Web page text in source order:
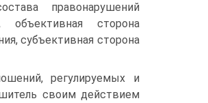
правонарушений
объективная сторона
субъективная сторона
регулируемых и
своим действием